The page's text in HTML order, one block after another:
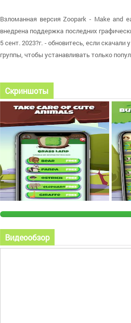
Взломанная версия Zoopark - Make and
внедрена поддержка последних
5 сент. 2023?г. - обновитесь, если
группы, чтобы устанавливать только
Скриншоты
Видеообзор